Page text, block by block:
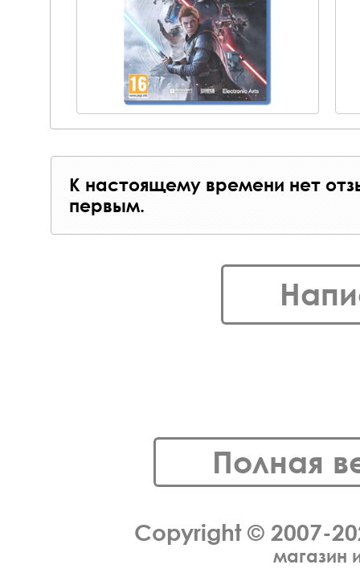
К настоящему времени нет
первым.
Полная
Copyright © 2007-
магазин